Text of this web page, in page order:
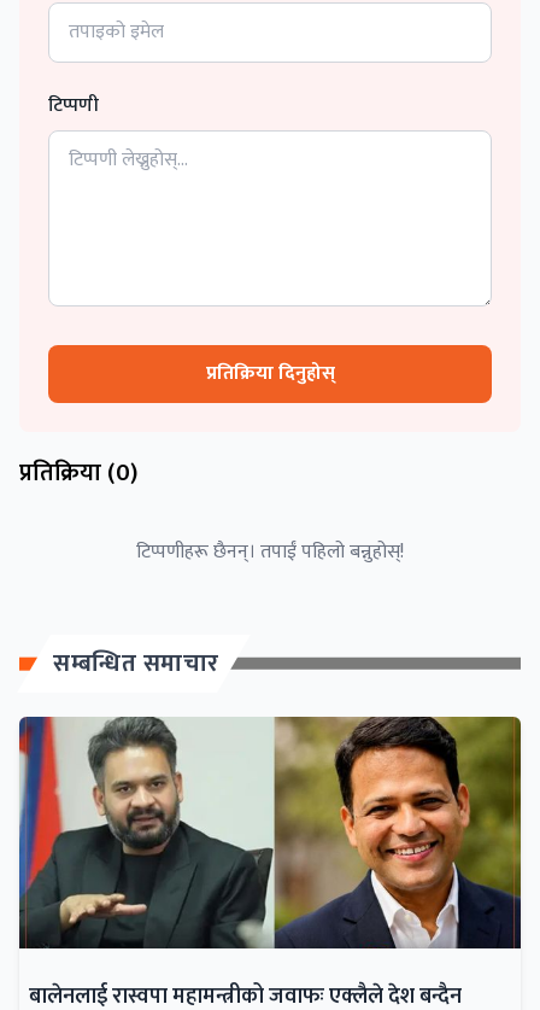
टिप्पणी
प्रतिक्रिया दिनुहोस्
प्रतिक्रिया (0)
टिप्पणीहरू छैनन्। तपाईं पहिलो बन्नुहोस्!
सम्बन्धित समाचार
बालेनलाई रास्वपा महामन्त्रीको जवाफः एक्लैले देश बन्दैन